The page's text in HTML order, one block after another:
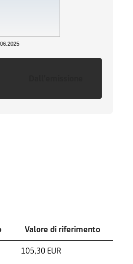
Valore di riferimento
105,30 EUR